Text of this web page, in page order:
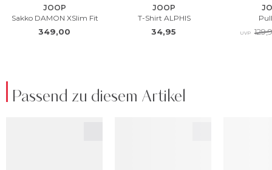
Passend zu diesem Artikel